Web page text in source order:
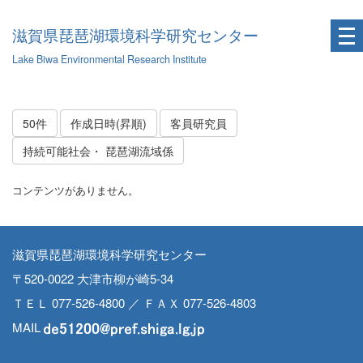
滋賀県琵琶湖環境科学研究センター
Lake Biwa Environmental Research Institute
50件 作成日時(昇順)
客員研究員
持続可能社会・ 琵琶湖流域係
コンテンツがありません。
滋賀県琵琶湖環境科学研究センター
〒520-0022 大津市柳が崎5-34
ＴＥＬ 077-526-4800 ／ ＦＡＸ 077-526-4803
MAIL